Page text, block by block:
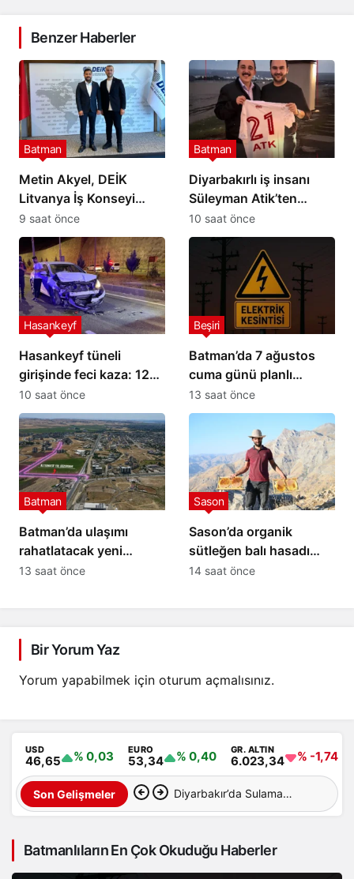
Benzer Haberler
Metin Akyel, DEİK
Litvanya İş Konseyi
Üyeliğine Seçildi
Batman
9 saat önce
Diyarbakırlı iş insanı
Süleyman Atik’ten
Petrolspor’a 2 Milyon TL
destek
Batman
10 saat önce
Hasankeyf tüneli
girişinde feci kaza: 12
yaralı
Hasankeyf
10 saat önce
Batman’da 7 ağustos
cuma günü planlı
elektrik kesintisi: İşte
etkilenecek yerler
Beşiri
13 saat önce
Batman’da ulaşımı
rahatlatacak yeni
alternatif bağlantı yolu
Batman
13 saat önce
Sason’da organik
sütleğen balı hasadı
gerçekleştirildi
Sason
14 saat önce
Bir Yorum Yaz
Yorum yapabilmek için oturum açmalısınız.
USD
46,65 % 0,03 EURO
53,34 % 0,40 GR. ALTIN
6.023,34 % -1,74
Son Gelişmeler Diyarbakır’da Sulama
Hayatını Kaybetti
Batmanlıların En Çok Okuduğu Haberler